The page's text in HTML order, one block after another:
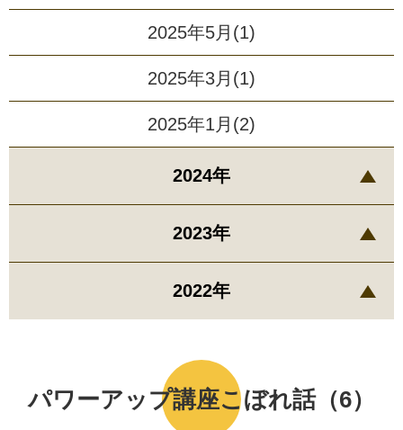
パワーアップ講座こぼれ話（6）
2025年5月(1)
2025年3月(1)
2025年1月(2)
2024年
2023年
2022年